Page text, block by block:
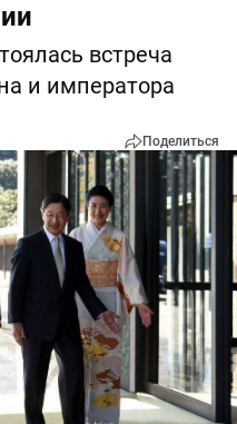
встреча
и императора
Поделиться